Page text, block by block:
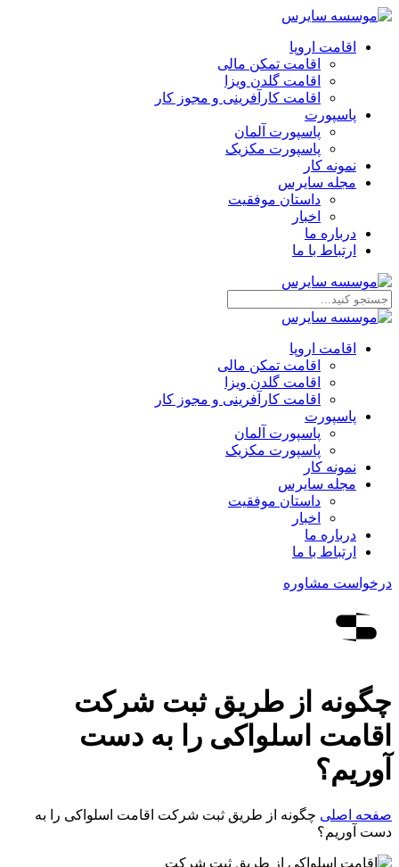
اقامت اروپا
اقامت تمکن مالی
اقامت گلدن ویزا
اقامت کارآفرینی و مجوز کار
پاسپورت
پاسپورت آلمان
پاسپورت مکزیک
نمونه کار
مجله سایرس
داستان موفقیت
اخبار
درباره ما
ارتباط‌ با‌ ما
اقامت اروپا
اقامت تمکن مالی
اقامت گلدن ویزا
اقامت کارآفرینی و مجوز کار
پاسپورت
پاسپورت آلمان
پاسپورت مکزیک
نمونه کار
مجله سایرس
داستان موفقیت
اخبار
درباره ما
ارتباط‌ با‌ ما
درخواست مشاوره
چگونه از طریق ثبت شرکت
اقامت اسلواکی را به دست
آوریم؟
صفحه اصلی چگونه از طریق ثبت شرکت اقامت اسلواکی را به
دست آوریم؟